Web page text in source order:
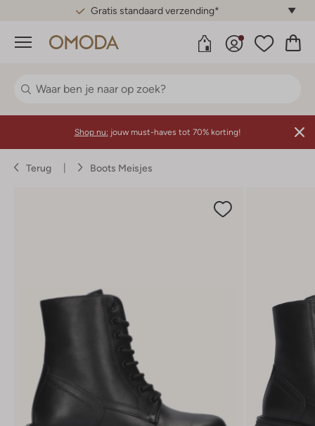
Gratis standaard verzending*
Menu
Shop nu: jouw must-haves tot 70% korting!
Terug Boots Meisjes